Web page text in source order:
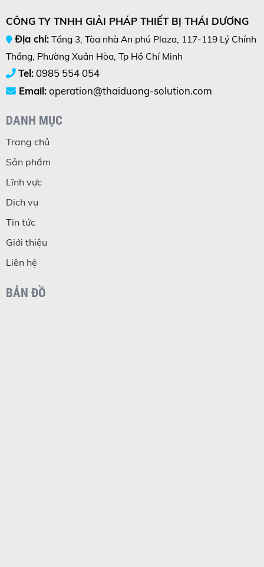
CÔNG TY TNHH GIẢI PHÁP THIẾT BỊ THÁI DƯƠNG
Địa chỉ: Tầng 3, Tòa nhà An phú Plaza, 117-119 Lý Chính
Thắng, Phường Xuân Hòa, Tp Hồ Chí Minh
Tel:0985 554 054
Email:operation@thaiduong-solution.com
DANH MỤC
Trang chủ
Sản phẩm
Lĩnh vực
Dịch vụ
Tin tức
Giới thiệu
Liên hệ
BẢN ĐỒ